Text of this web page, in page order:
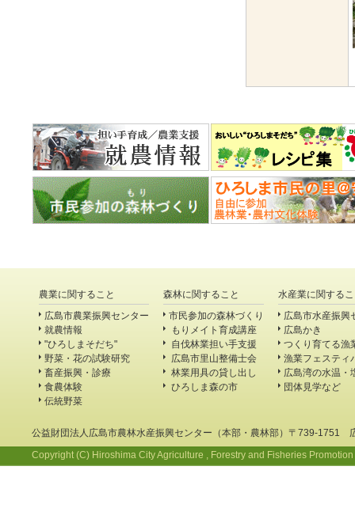
農業に関すること
広島市農業振興センター
就農情報
"ひろしまそだち"
野菜・花の試験研究
畜産振興・診療
食農体験
伝統野菜
森林に関すること
市民参加の森林づくり
もりメイト育成講座
自伐林業担い手支援
広島市里山整備士会
林業用具の貸し出し
ひろしま森の市
水産業に関する
広島市水産振興
広島かき
つくり育てる漁
漁業フェスティ
広島湾の水温・
団体見学など
公益財団法人広島市農林水産振興センター（本部・農林部）〒739-1751
Copyright (C) Hiroshima City Agriculture , Forestry and Fisheries